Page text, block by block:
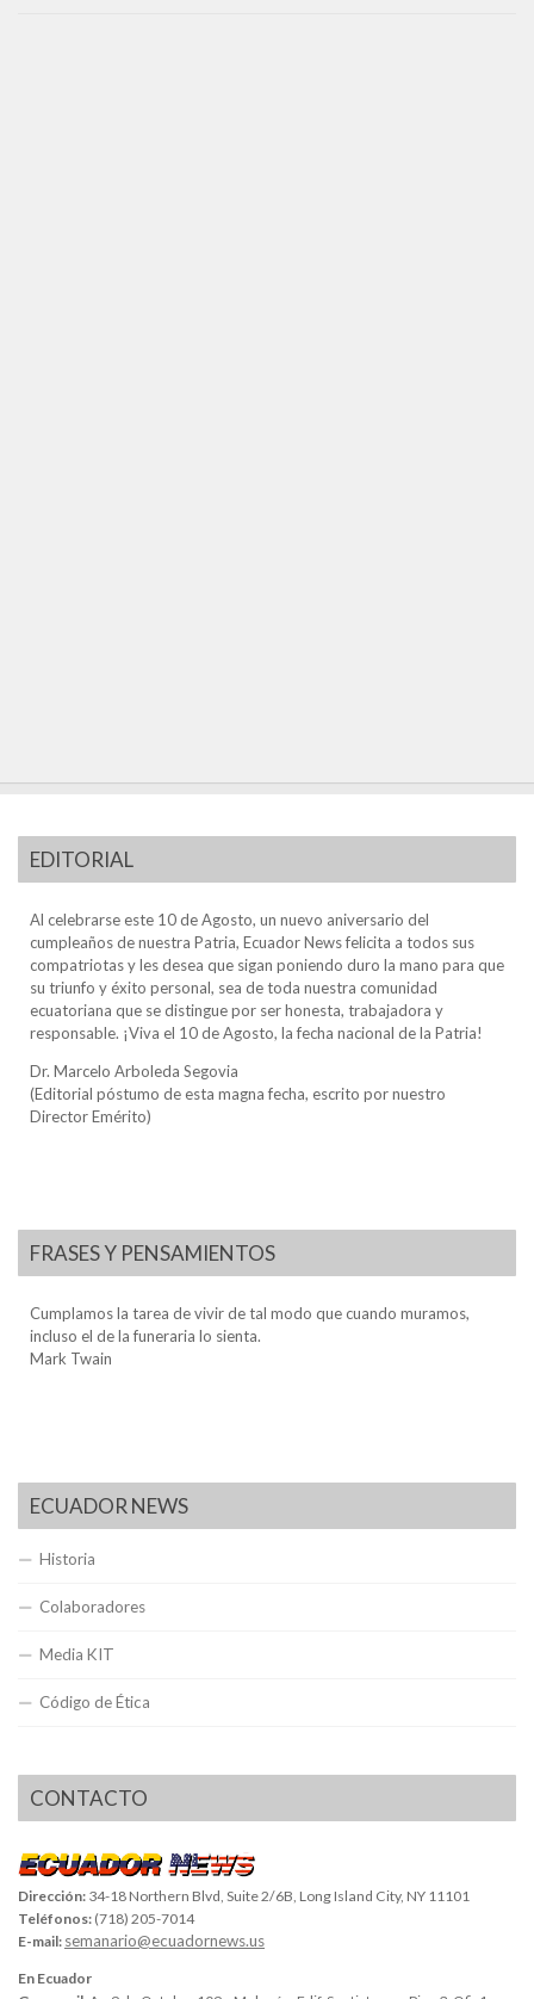
EDITORIAL
Al celebrarse este 10 de Agosto, un nuevo aniversario del
cumpleaños de nuestra Patria, Ecuador News felicita a todos sus
compatriotas y les desea que sigan poniendo duro la mano para que
su triunfo y éxito personal, sea de toda nuestra comunidad
ecuatoriana que se distingue por ser honesta, trabajadora y
responsable. ¡Viva el 10 de Agosto, la fecha nacional de la Patria!
Dr. Marcelo Arboleda Segovia
(Editorial póstumo de esta magna fecha, escrito por nuestro
Director Emérito)
FRASES Y PENSAMIENTOS
Cumplamos la tarea de vivir de tal modo que cuando muramos,
incluso el de la funeraria lo sienta.
Mark Twain
ECUADOR NEWS
Historia
Colaboradores
Media KIT
Código de Ética
CONTACTO
Dirección: 34-18 Northern Blvd, Suite 2/6B, Long Island City, NY 11101
Teléfonos: (718) 205-7014
E-mail: semanario@ecuadornews.us
En Ecuador